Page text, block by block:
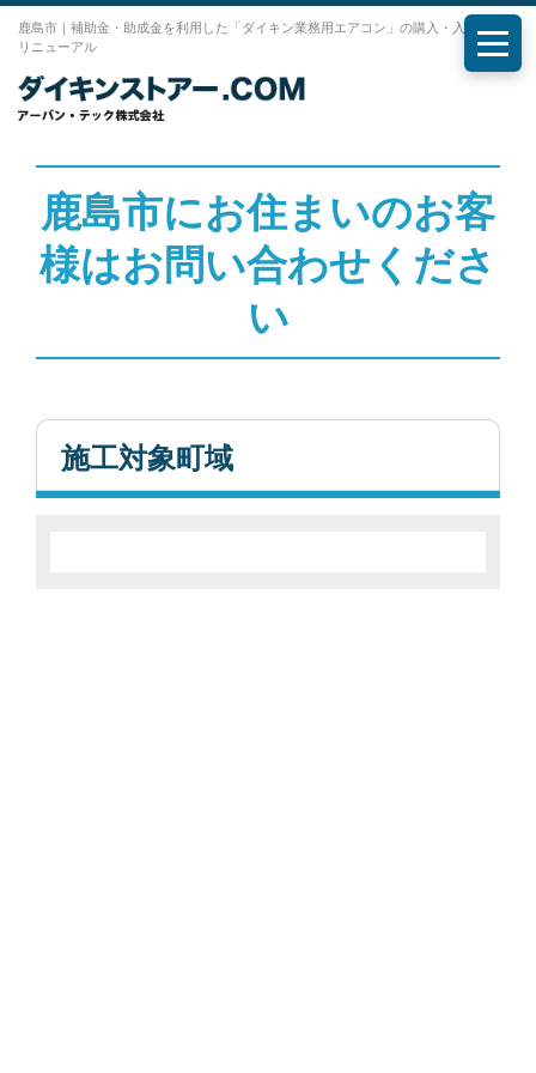
鹿島市｜補助金・助成金を利用した「ダイキン業務用エアコン」の購入・入れ替え・
リニューアル
メニ
鹿島市にお住まいのお客
様はお問い合わせくださ
い
施工対象町域